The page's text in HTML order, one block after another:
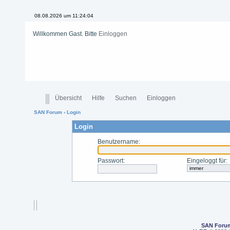
08.08.2026 um 11:24:04
Willkommen Gast. Bitte Einloggen
Übersicht Hilfe Suchen Einloggen
SAN Forum › Login
Login
Benutzername:
Passwort: Eingeloggt für:
SAN